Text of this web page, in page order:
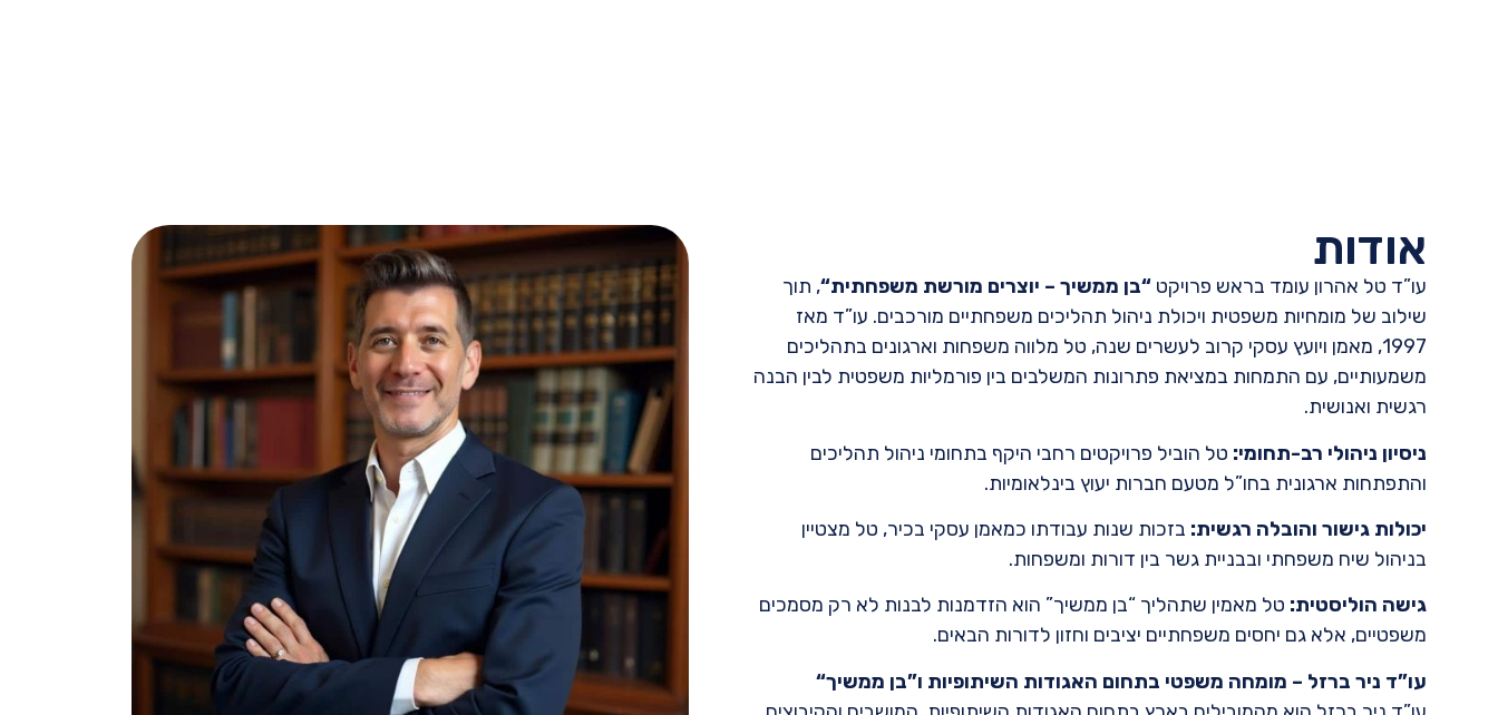
אודות
עו”ד טל אהרון עומד בראש פרויקט “בן ממשיך – יוצרים מורשת משפחתית“, תוך
שילוב של מומחיות משפטית ויכולת ניהול תהליכים משפחתיים מורכבים. עו”ד מאז
1997, מאמן ויועץ עסקי קרוב לעשרים שנה, טל מלווה משפחות וארגונים בתהליכים
משמעותיים, עם התמחות במציאת פתרונות המשלבים בין פורמליות משפטית לבין הבנה
רגשית ואנושית.
ניסיון ניהולי רב-תחומי: טל הוביל פרויקטים רחבי היקף בתחומי ניהול תהליכים
והתפתחות ארגונית בחו”ל מטעם חברות יעוץ בינלאומיות.
יכולות גישור והובלה רגשית: בזכות שנות עבודתו כמאמן עסקי בכיר, טל מצטיין
בניהול שיח משפחתי ובבניית גשר בין דורות ומשפחות.
גישה הוליסטית: טל מאמין שתהליך “בן ממשיך” הוא הזדמנות לבנות לא רק מסמכים
משפטיים, אלא גם יחסים משפחתיים יציבים וחזון לדורות הבאים.
עו”ד ניר ברזל – מומחה משפטי בתחום האגודות השיתופיות ו”בן ממשיך“